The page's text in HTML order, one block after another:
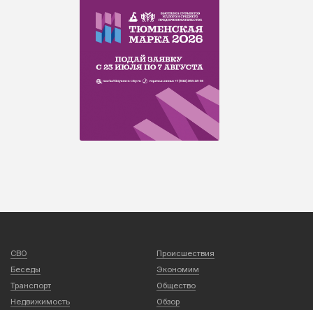
СВО
Происшествия
Беседы
Экономим
Транспорт
Общество
Недвижимость
Обзор